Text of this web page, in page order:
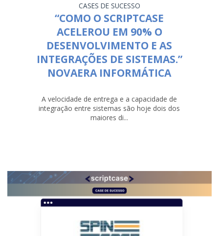
CASES DE SUCESSO
“COMO O SCRIPTCASE
ACELEROU EM 90% O
DESENVOLVIMENTO E AS
INTEGRAÇÕES DE SISTEMAS.”
NOVAERA INFORMÁTICA
A velocidade de entrega e a capacidade de
integração entre sistemas são hoje dois dos
maiores di...